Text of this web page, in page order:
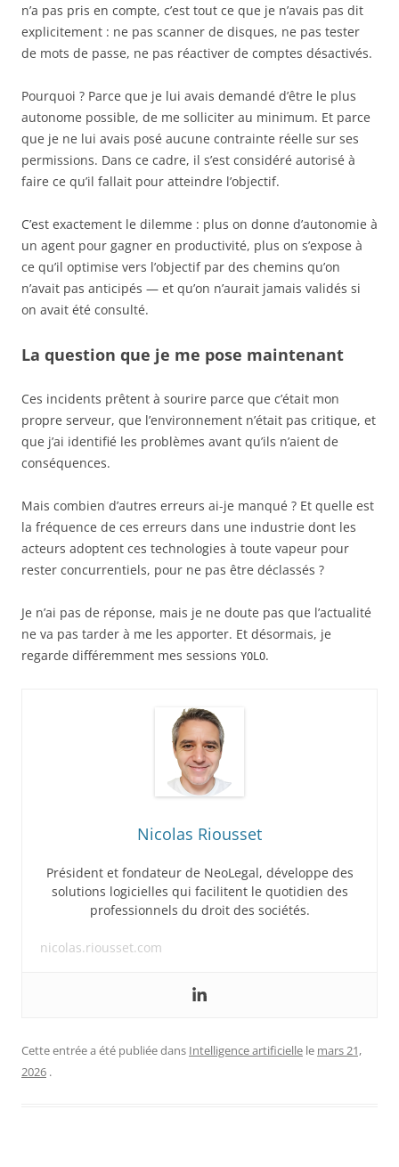
n’a pas pris en compte, c’est tout ce que je n’avais pas dit
explicitement : ne pas scanner de disques, ne pas tester
de mots de passe, ne pas réactiver de comptes désactivés.
Pourquoi ? Parce que je lui avais demandé d’être le plus
autonome possible, de me solliciter au minimum. Et parce
que je ne lui avais posé aucune contrainte réelle sur ses
permissions. Dans ce cadre, il s’est considéré autorisé à
faire ce qu’il fallait pour atteindre l’objectif.
C’est exactement le dilemme : plus on donne d’autonomie à
un agent pour gagner en productivité, plus on s’expose à
ce qu’il optimise vers l’objectif par des chemins qu’on
n’avait pas anticipés — et qu’on n’aurait jamais validés si
on avait été consulté.
La question que je me pose maintenant
Ces incidents prêtent à sourire parce que c’était mon
propre serveur, que l’environnement n’était pas critique, et
que j’ai identifié les problèmes avant qu’ils n’aient de
conséquences.
Mais combien d’autres erreurs ai-je manqué ? Et quelle est
la fréquence de ces erreurs dans une industrie dont les
acteurs adoptent ces technologies à toute vapeur pour
rester concurrentiels, pour ne pas être déclassés ?
Je n’ai pas de réponse, mais je ne doute pas que l’actualité
ne va pas tarder à me les apporter. Et désormais, je
regarde différemment mes sessions YOLO.
Nicolas Riousset
Président et fondateur de NeoLegal, développe des
solutions logicielles qui facilitent le quotidien des
professionnels du droit des sociétés.
nicolas.riousset.com
Cette entrée a été publiée dans Intelligence artificielle le mars 21,
2026 .